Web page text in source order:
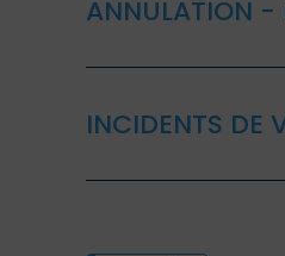
ANNULATION -
INCIDENTS DE